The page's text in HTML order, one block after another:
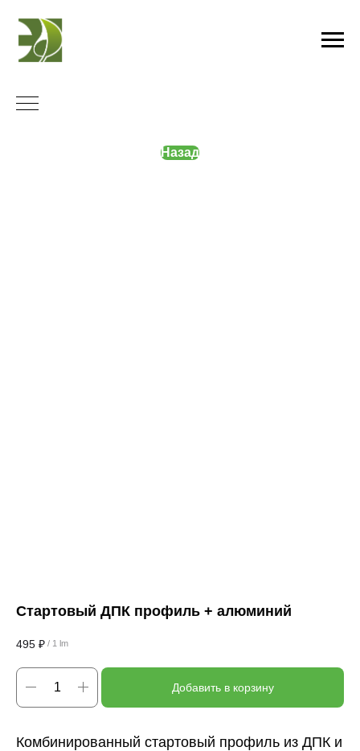
Назад
Стартовый ДПК профиль + алюминий
495 ₽ / 1 lm
Добавить в корзину
Комбинированный стартовый профиль из ДПК и